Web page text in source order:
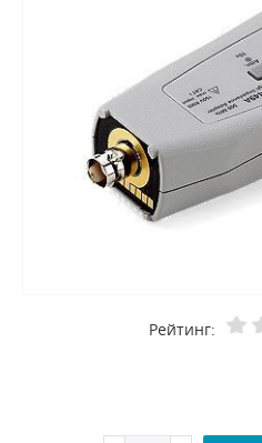
Рейтинг: